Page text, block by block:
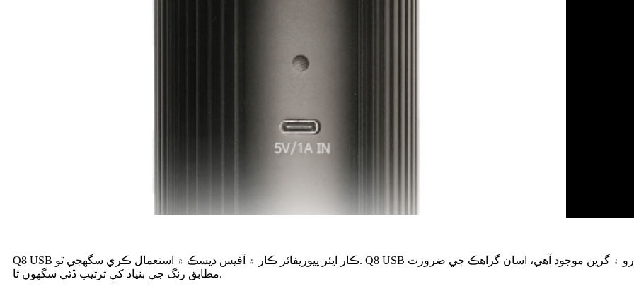
Q8 USB ڪار ايئر پيوريفائر ڪار ۽ آفيس ڊيسڪ ۾ استعمال ڪري سگهجي ٿو. Q8 USB ڪار ايئر پيوريفائر ٻن رنگن جي اختياري سان آهي، عام طور تي ڪارو ۽ گرين موجود آهي، اسان گراهڪ جي ضرورت
مطابق رنگ جي بنياد کي ترتيب ڏئي سگهون ٿا.